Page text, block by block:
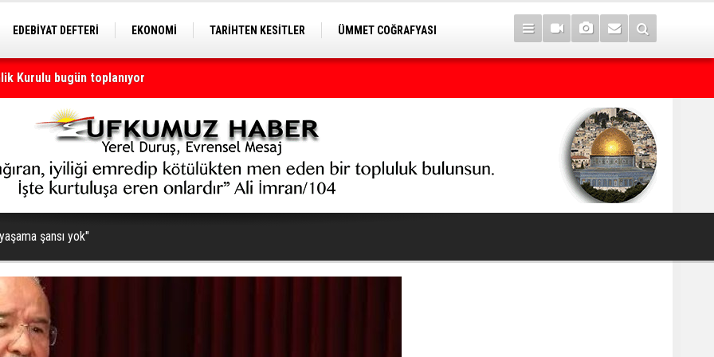
EDEBİYAT DEFTERİ EKONOMİ TARİHTEN KESİTLER
ÜMMET COĞRAFYASI
Kurulu bugün toplanıyor
şansı yok"